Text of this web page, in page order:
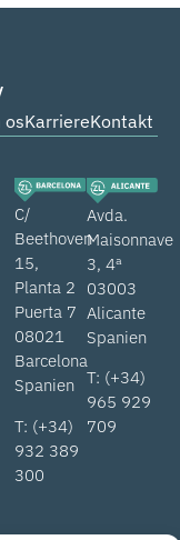
osKarriereKontakt
C/
Beethoven
15,
Planta 2
Puerta 7
08021
Barcelona
Spanien
T: (+34)
932 389
300
Avda.
Maisonnave
3, 4ª
03003
Alicante
Spanien
T: (+34)
965 929
709